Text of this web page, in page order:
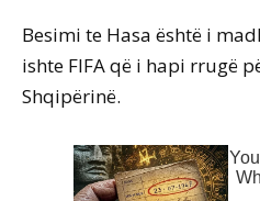
Besimi te Hasa është i
ishte FIFA që i hapi rrugë
Shqipërinë.